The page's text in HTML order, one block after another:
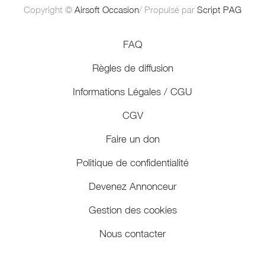
Copyright © Airsoft Occasion/ Propulsé par Script PAG
FAQ
Règles de diffusion
Informations Légales / CGU
CGV
Faire un don
Politique de confidentialité
Devenez Annonceur
Gestion des cookies
Nous contacter